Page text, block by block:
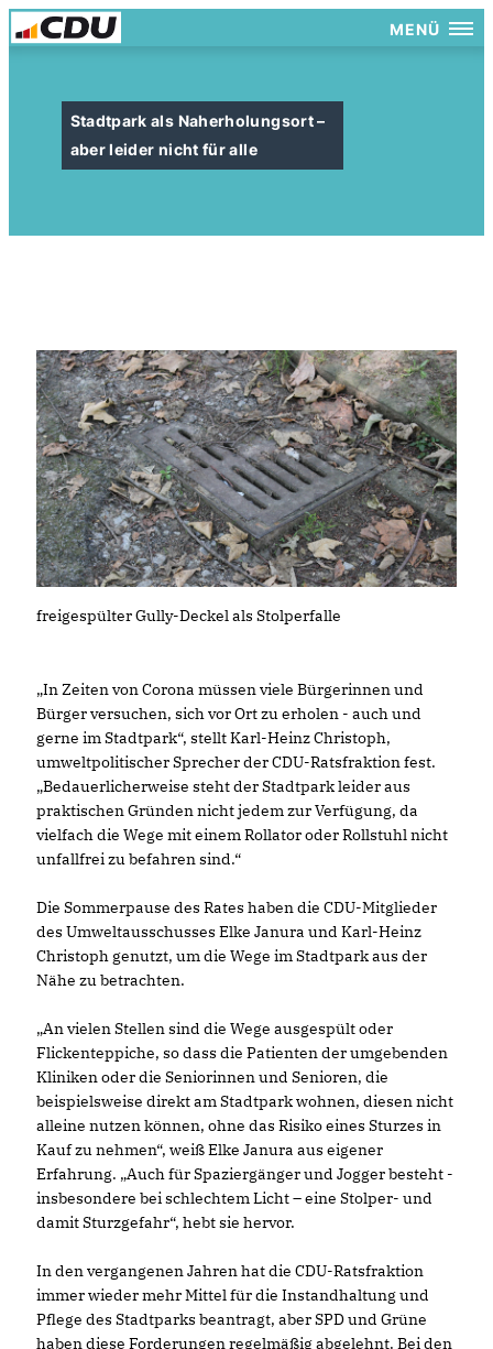
MENÜ
Stadtpark als Naherholungsort –
aber leider nicht für alle
freigespülter Gully-Deckel als Stolperfalle
In Zeiten von Corona müssen viele Bürgerinnen und
Bürger versuchen, sich vor Ort zu erholen - auch und
gerne im Stadtpark“, stellt Karl-Heinz Christoph,
umweltpolitischer Sprecher der CDU-Ratsfraktion fest.
Bedauerlicherweise steht der Stadtpark leider aus
praktischen Gründen nicht jedem zur Verfügung, da
vielfach die Wege mit einem Rollator oder Rollstuhl nicht
unfallfrei zu befahren sind.“
Die Sommerpause des Rates haben die CDU-Mitglieder
des Umweltausschusses Elke Janura und Karl-Heinz
Christoph genutzt, um die Wege im Stadtpark aus der
Nähe zu betrachten.
An vielen Stellen sind die Wege ausgespült oder
Flickenteppiche, so dass die Patienten der umgebenden
Kliniken oder die Seniorinnen und Senioren, die
beispielsweise direkt am Stadtpark wohnen, diesen nicht
alleine nutzen können, ohne das Risiko eines Sturzes in
Kauf zu nehmen“, weiß Elke Janura aus eigener
Erfahrung. „Auch für Spaziergänger und Jogger besteht -
insbesondere bei schlechtem Licht – eine Stolper- und
damit Sturzgefahr“, hebt sie hervor.
In den vergangenen Jahren hat die CDU-Ratsfraktion
immer wieder mehr Mittel für die Instandhaltung und
Pflege des Stadtparks beantragt, aber SPD und Grüne
haben diese Forderungen regelmäßig abgelehnt. Bei den